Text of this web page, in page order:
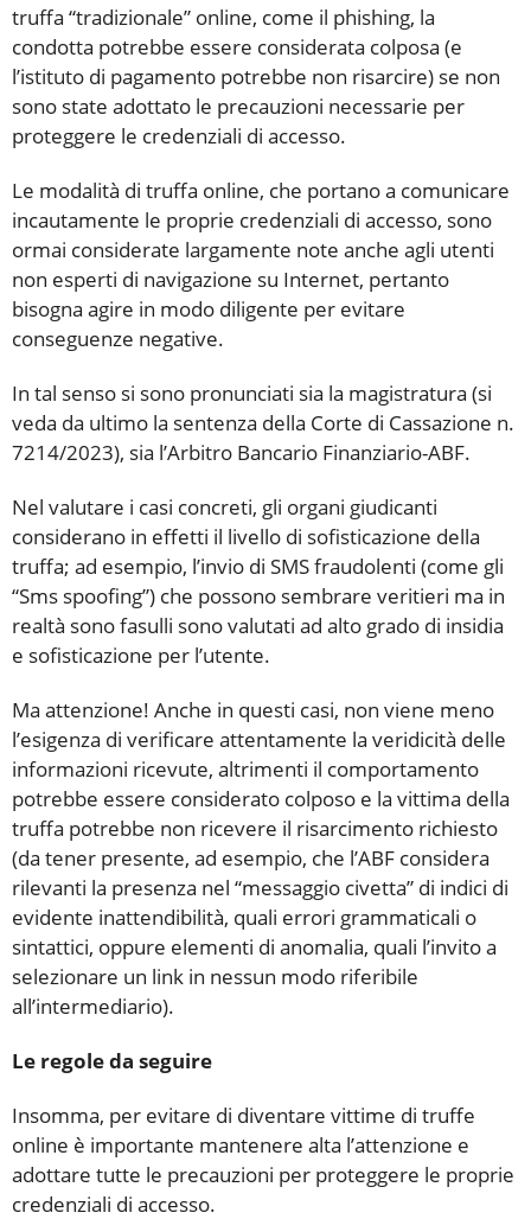
truffa “tradizionale” online, come il phishing, la
condotta potrebbe essere considerata colposa (e
l’istituto di pagamento potrebbe non risarcire) se non
sono state adottato le precauzioni necessarie per
proteggere le credenziali di accesso.
Le modalità di truffa online, che portano a comunicare
incautamente le proprie credenziali di accesso, sono
ormai considerate largamente note anche agli utenti
non esperti di navigazione su Internet, pertanto
bisogna agire in modo diligente per evitare
conseguenze negative.
In tal senso si sono pronunciati sia la magistratura (si
veda da ultimo la sentenza della Corte di Cassazione n.
7214/2023), sia l’Arbitro Bancario Finanziario-ABF.
Nel valutare i casi concreti, gli organi giudicanti
considerano in effetti il livello di sofisticazione della
truffa; ad esempio, l’invio di SMS fraudolenti (come gli
“Sms spoofing”) che possono sembrare veritieri ma in
realtà sono fasulli sono valutati ad alto grado di insidia
e sofisticazione per l’utente.
Ma attenzione! Anche in questi casi, non viene meno
l’esigenza di verificare attentamente la veridicità delle
informazioni ricevute, altrimenti il comportamento
potrebbe essere considerato colposo e la vittima della
truffa potrebbe non ricevere il risarcimento richiesto
(da tener presente, ad esempio, che l’ABF considera
rilevanti la presenza nel “messaggio civetta” di indici di
evidente inattendibilità, quali errori grammaticali o
sintattici, oppure elementi di anomalia, quali l’invito a
selezionare un link in nessun modo riferibile
all’intermediario).
Le regole da seguire
Insomma, per evitare di diventare vittime di truffe
online è importante mantenere alta l’attenzione e
adottare tutte le precauzioni per proteggere le proprie
credenziali di accesso.